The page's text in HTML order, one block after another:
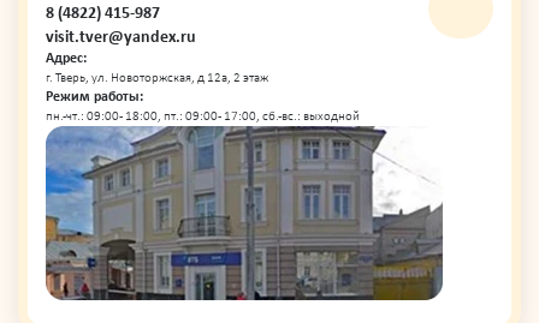
8 (4822) 415-987
visit.tver@yandex.ru
Адрес:
г. Тверь, ул. Новоторжская, д 12а, 2 этаж
Режим работы:
пн.-чт.: 09:00 - 18:00, пт.: 09:00 - 17:00, сб.-вс.: выходной